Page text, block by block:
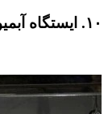
۱۰. ایستگاه آبمیوه ننو (Hammock Juice Station)